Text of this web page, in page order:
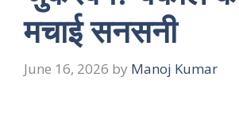
मचाई सनसनी
June 16, 2026 by Manoj Kumar